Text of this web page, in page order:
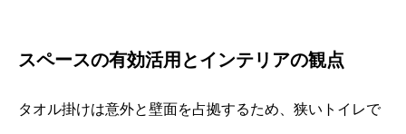
スペースの有効活用とインテリアの観点
タオル掛けは意外と壁面を占拠するため、狭いトイレで